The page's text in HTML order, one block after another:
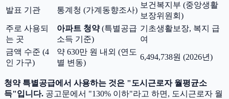
발표 기관 통계청 (가계동향조사)
보건복지부 (중앙생활
보장위원회)
주로 사용되
는 곳
아파트 청약(특별공급
소득 기준)
기초생활보장, 복지 급
여
금액 수준 (4
인 가구)
약 630만 원 내외 (연도
별 변동)
6,494,738원 (2026년)
청약 특별공급에서 사용하는 것은 "도시근로자 월평균소
득"입니다. 공고문에서 "130% 이하"라고 하면, 도시근로자 월